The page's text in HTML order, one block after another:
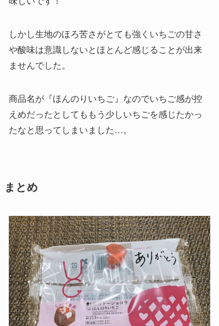
しかし生地のほろ苦さがとても強くいちごの甘さ
や酸味は意識しないとほとんど感じることが出来
ませんでした。
商品名が『ほんのりいちご』なのでいちご感が控
えめだったとしてももう少しいちごを感じたかっ
たなと思ってしまいました…。
まとめ